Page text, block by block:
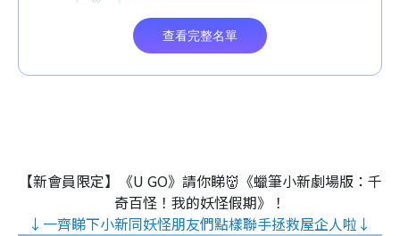
【新會員限定】《U GO》請你睇👹《蠟筆小新劇場版：千
奇百怪！我的妖怪假期》！
↓一齊睇下小新同妖怪朋友們點樣聯手拯救屋企人啦↓